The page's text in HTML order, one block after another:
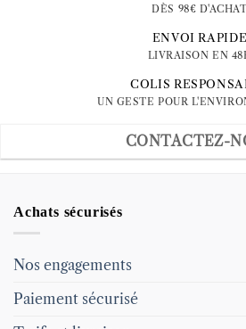
DÈS 98€ D'ACHAT
ENVOI RAPIDE
LIVRAISON EN
COLIS
UN GESTE POUR
CONTACTEZ-
Achats sécurisés
Nos engagements
Paiement sécurisé